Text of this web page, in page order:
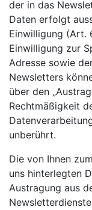
der in das
Daten erfolgt
Einwilligung (Art.
Einwilligung zur
Adresse sowie
Newsletters
über den
Rechtmäßigkeit
unberührt.
Die von Ihnen
uns hinterlegten
Austragung aus